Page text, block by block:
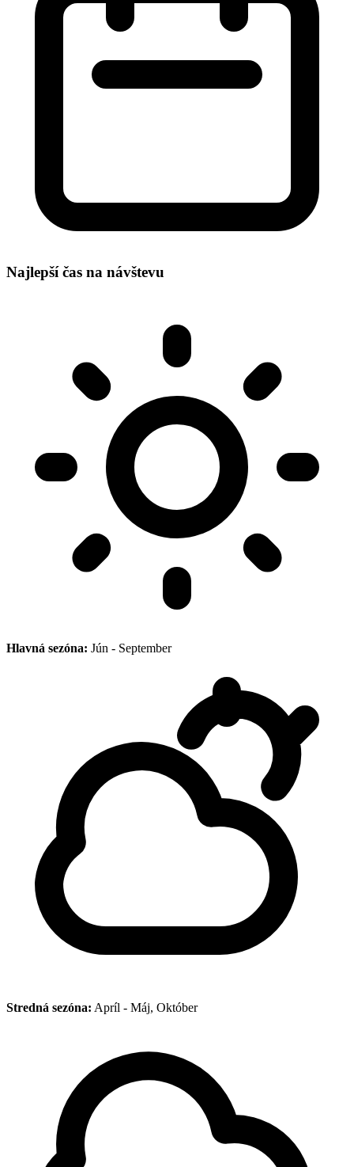
Najlepší čas na návštevu
Hlavná sezóna: Jún - September
Stredná sezóna: Apríl - Máj, Október